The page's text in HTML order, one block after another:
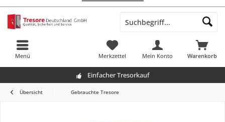
Menü Warenkorb
Merkzettel Mein Konto
Einfacher Tresorkauf
Übersicht Gebrauchte Tresore